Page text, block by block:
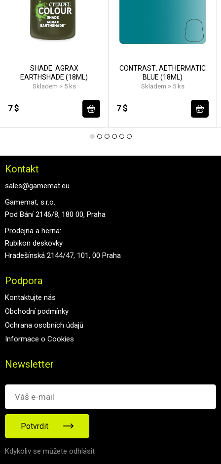
SHADE: AGRAX
EARTHSHADE (18ML)
Skladem > 5 ks
7 $
CONTRAST: AETHERMATIC
BLUE (18ML)
Skladem > 5 ks
7 $
Kontakt
sales@gamemat.eu
Gamemat, s.r.o.
Pod Bání 2146/8, 180 00, Praha
Prodejna a herna:
Rubikon deskovky
Hradešínská 2144/47, 101, 00 Praha
Podpora
Kontaktujte nás
Obchodní podmínky
Ochrana osobních údajů
Informace o Cookies
Newsletter
Potvrdit
Kdykoliv se můžete odhlásit